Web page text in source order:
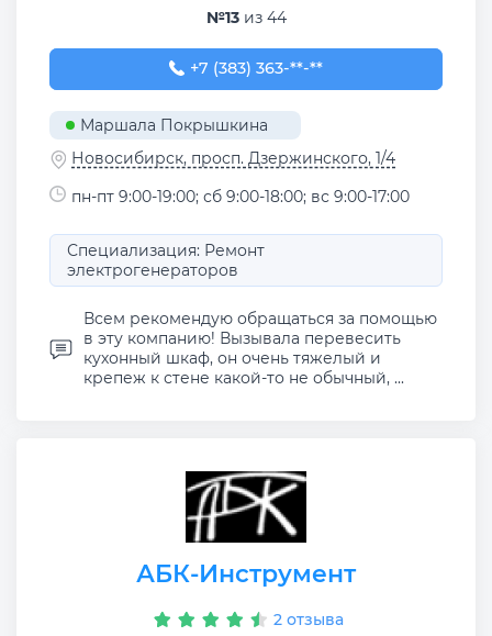
№13из 44
+7 (383) 363-90-80
+7 (383) 363-**-**
Маршала Покрышкина
Новосибирск, просп. Дзержинского, 1/4
пн-пт 9:00-19:00; сб 9:00-18:00; вс 9:00-17:00
Специализация: Ремонт
электрогенераторов
Всем рекомендую обращаться за помощью
в эту компанию! Вызывала перевесить
кухонный шкаф, он очень тяжелый и
крепеж к стене какой-то не обычный, ...
АБК-Инструмент
2 отзыва